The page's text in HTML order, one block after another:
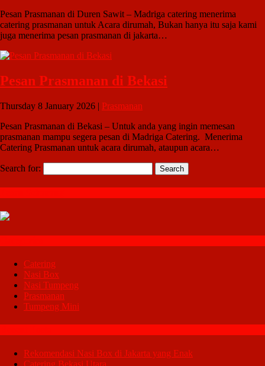
Pesan Prasmanan di Duren Sawit – Madriga catering menerima
catering prasmanan untuk Acara dirumah, Bukan hanya itu saja kami
juga menerima pesan prasmanan di jakarta…
Pesan Prasmanan di Bekasi
Thursday 8 January 2026 | Prasmanan
Pesan Prasmanan di Bekasi – Untuk anda yang ingin memesan
prasmanan mampu segera pesan di Madriga Catering. Menerima
Catering Prasmanan untuk acara dirumah, ataupun acara…
Search for:
Catering
Nasi Box
Nasi Tumpeng
Prasmanan
Tumpeng Mini
Rekomendasi Nasi Box di Jakarta yang Enak
Catering Bekasi Utara